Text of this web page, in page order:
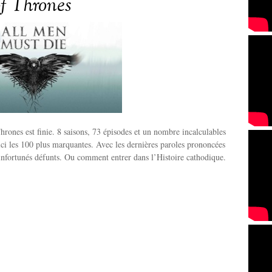
Thrones
est finie. 8 saisons, 73 épisodes et un nombre incalculables
les 100 plus marquantes. Avec les dernières paroles prononcées
défunts. Ou comment entrer dans l’Histoire cathodique.